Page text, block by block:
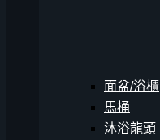
面盆/浴櫃
馬桶
沐浴龍頭